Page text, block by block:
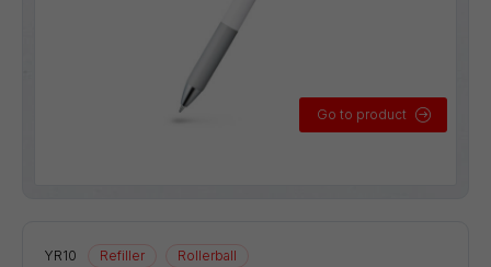
Go to product
YR10 Refiller Rollerball